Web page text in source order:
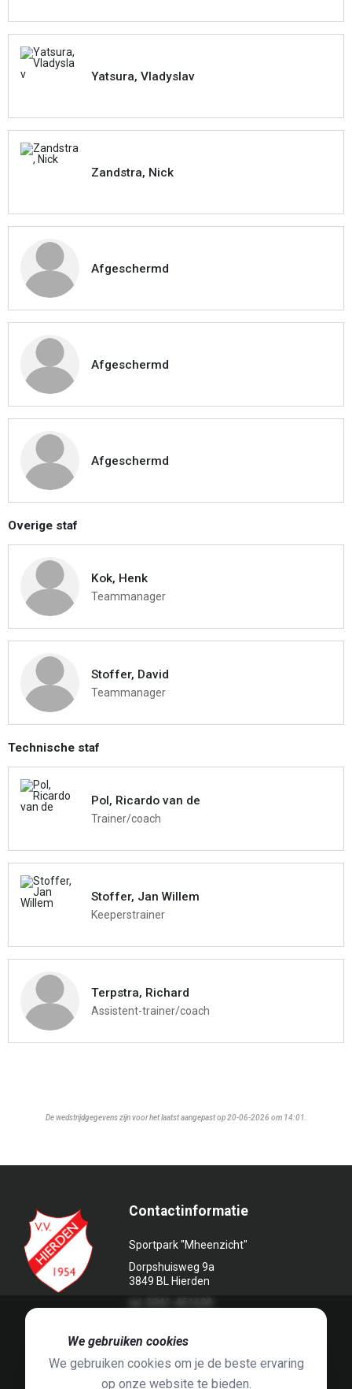
Yatsura, Vladyslav
Zandstra, Nick
Afgeschermd
Afgeschermd
Afgeschermd
Overige staf
Kok, Henk
Teammanager
Stoffer, David
Teammanager
Technische staf
Pol, Ricardo van de
Trainer/coach
Stoffer, Jan Willem
Keeperstrainer
Terpstra, Richard
Assistent-trainer/coach
De wedstrijdgegevens zijn voor het laatst aangepast op 20-06-2026 om 14:01.
Contactinformatie
Sportpark "Mheenzicht"
Dorpshuisweg 9a
3849 BL Hierden
We gebruiken cookies
We gebruiken cookies om je de beste ervaring
op onze website te bieden.